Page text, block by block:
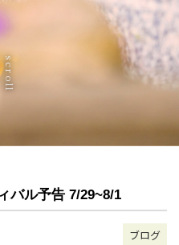
scroll
バル予告 7/29~8/1
ブログ